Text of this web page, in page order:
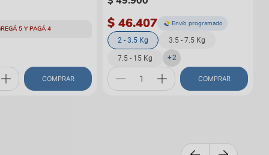
5 Y PAGÁ 4
COMPRAR
$ 46.407 Envío programado
2 - 3.5 Kg 3.5 - 7.5 Kg
7.5 - 15 Kg +2
COMPRAR